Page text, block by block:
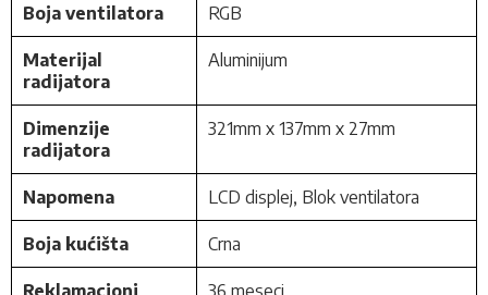
Boja ventilatora RGB
Materijal
radijatora
Aluminijum
Dimenzije
radijatora
321mm x 137mm x 27mm
Napomena LCD displej, Blok ventilatora
Boja kućišta Crna
Reklamacioni
36 meseci